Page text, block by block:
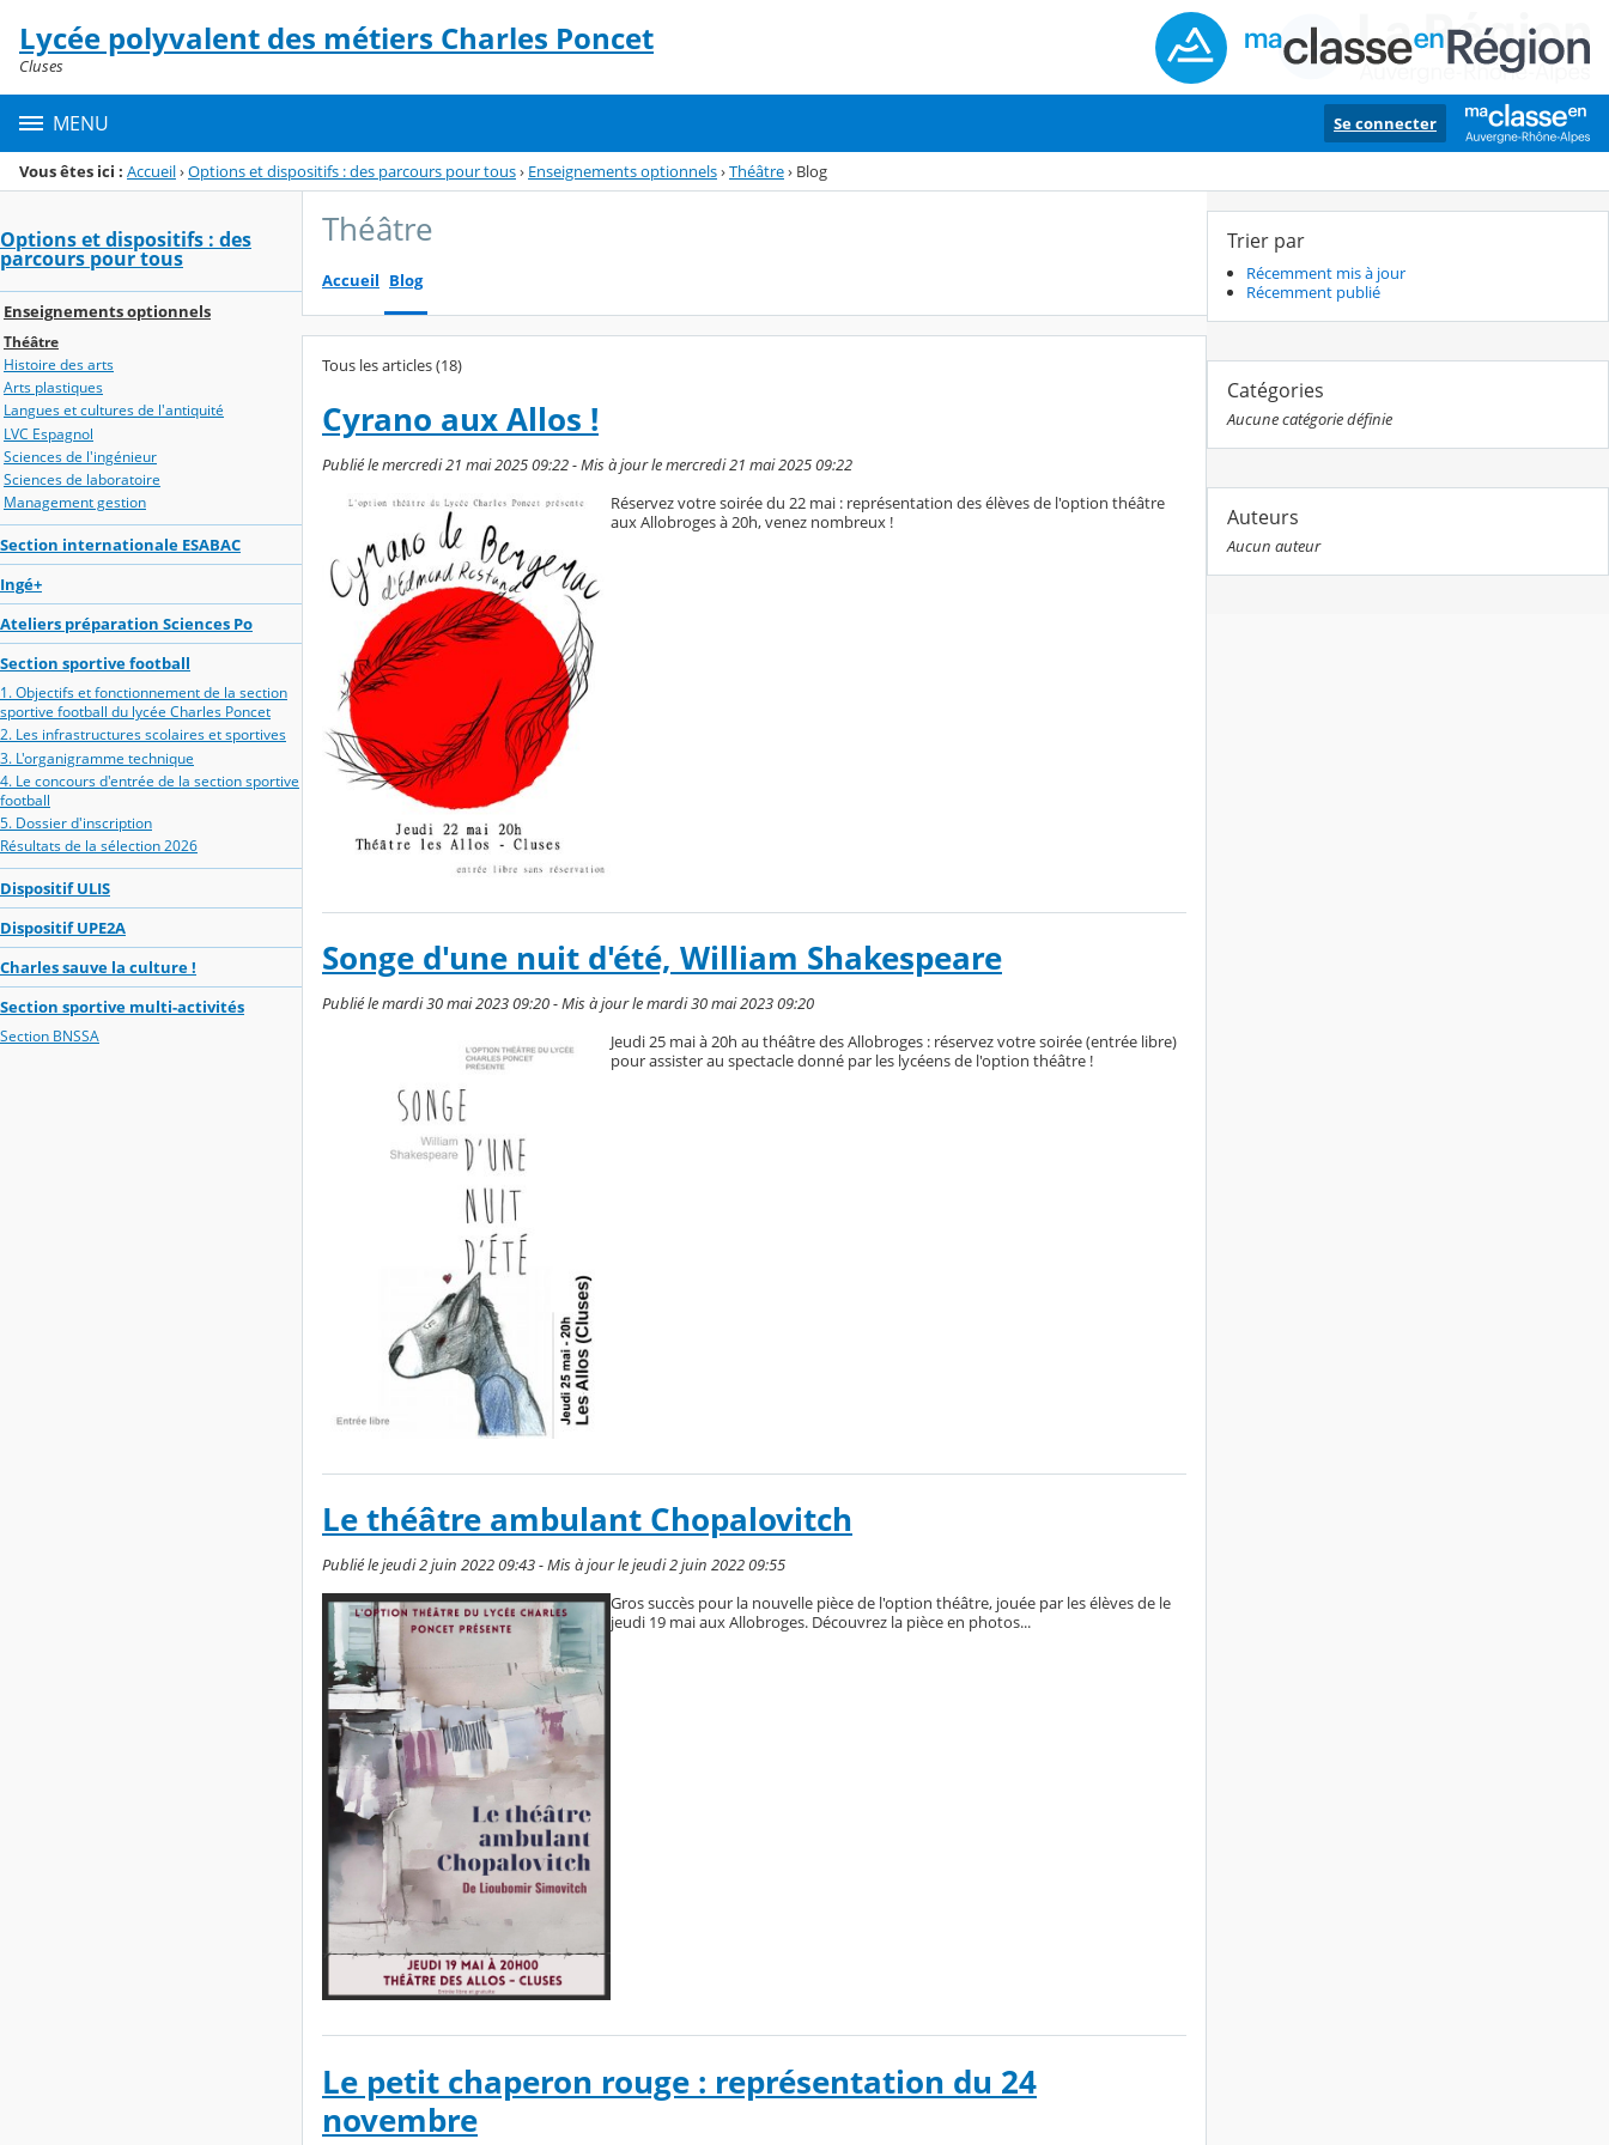
Menu de la rubrique
Contenu
Lycée polyvalent des métiers Charles Poncet
Cluses
MENU Se connecter
Vous êtes ici : Accueil›Options et dispositifs : des parcours pour tous› Enseignements optionnels›Théâtre› Blog
Options et dispositifs : des
parcours pour tous
Enseignements optionnels
Théâtre
Histoire des arts
Arts plastiques
Langues et cultures de l'antiquité
LVC Espagnol
Sciences de l'ingénieur
Sciences de laboratoire
Management gestion
Section internationale ESABAC
Ingé+
Ateliers préparation Sciences Po
Section sportive football
1. Objectifs et fonctionnement de la section
sportive football du lycée Charles Poncet
2. Les infrastructures scolaires et sportives
3. L'organigramme technique
4. Le concours d'entrée de la section sportive
football
5. Dossier d'inscription
Résultats de la sélection 2026
Dispositif ULIS
Dispositif UPE2A
Charles sauve la culture !
Section sportive multi-activités
Section BNSSA
Théâtre
Accueil Blog
Tous les articles (18)
Cyrano aux Allos !
Publié le mercredi 21 mai 2025 09:22 - Mis à jour le mercredi 21 mai 2025 09:22
Réservez votre soirée du 22 mai : représentation des élèves de l'option théâtre
aux Allobroges à 20h, venez nombreux !
Songe d'une nuit d'été, William Shakespeare
Publié le mardi 30 mai 2023 09:20 - Mis à jour le mardi 30 mai 2023 09:20
Jeudi 25 mai à 20h au théâtre des Allobroges : réservez votre soirée (entrée libre)
pour assister au spectacle donné par les lycéens de l'option théâtre !
Le théâtre ambulant Chopalovitch
Publié le jeudi 2 juin 2022 09:43 - Mis à jour le jeudi 2 juin 2022 09:55
Gros succès pour la nouvelle pièce de l'option théâtre, jouée par les élèves de le
jeudi 19 mai aux Allobroges. Découvrez la pièce en photos...
Le petit chaperon rouge : représentation du 24
novembre
Trier par
Récemment mis à jour
Récemment publié
Catégories
Aucune catégorie définie
Auteurs
Aucun auteur